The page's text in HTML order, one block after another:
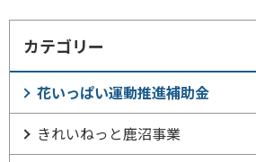
カテゴリー
花いっぱい運動推進補助金
きれいねっと鹿沼事業